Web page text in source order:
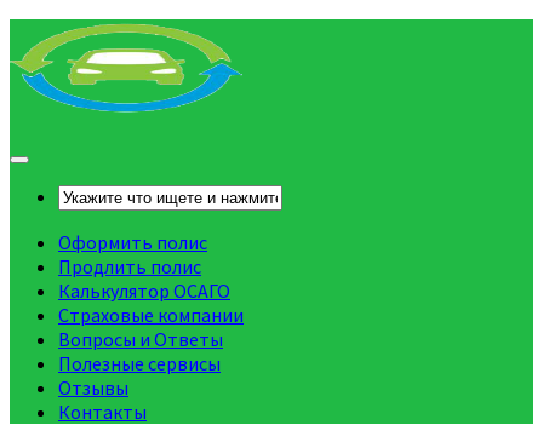
Оформить полис
Продлить полис
Калькулятор ОСАГО
Страховые компании
Вопросы и Ответы
Полезные сервисы
Отзывы
Контакты